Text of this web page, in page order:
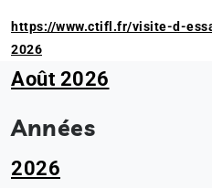
https://www.ctifl.fr/visite-d-
2026
Août 2026
Années
2026